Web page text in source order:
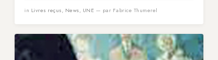
in Livres reçus, News, UNE — par Fabrice Thumerel